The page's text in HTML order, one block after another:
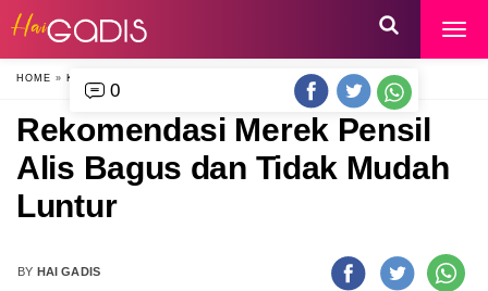
HOME » KECANTIKAN
Rekomendasi Merek Pensil
Alis Bagus dan Tidak Mudah
Luntur
BY HAI GADIS
0